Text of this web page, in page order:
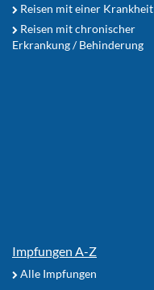
Reisen mit einer Krankheit
Reisen mit chronischer
Erkrankung / Behinderung
Impfungen A-Z
Alle Impfungen